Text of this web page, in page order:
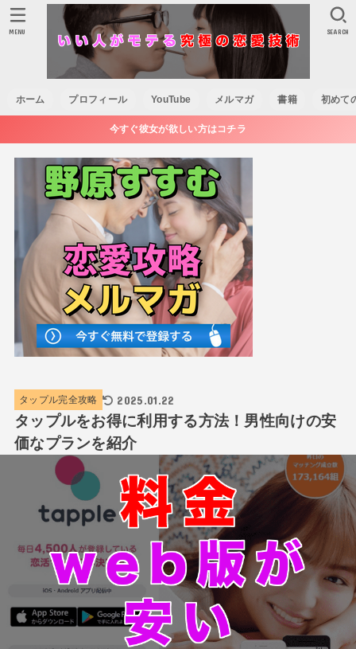
ホーム プロフィール YouTube メルマガ 書籍 初めて
SEARCH
MENU
今すぐ彼女が欲しい方はコチラ
タップル完全攻略 2025.01.22
タップルをお得に利用する方法！男性向けの安
価なプランを紹介